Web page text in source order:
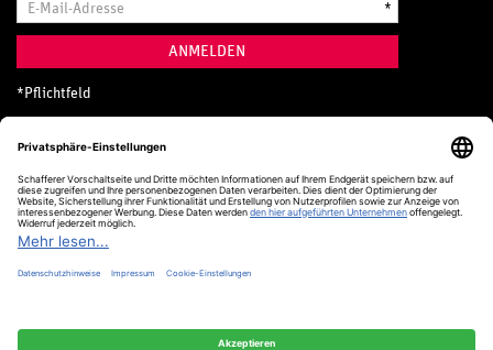
Mail-
*
ANMELDEN
* Pflichtfeld
Hotline
0800 20 70 300 (D)
Kostenlos aus dem deutschen Festnetz
24 Stunden / 365 Tage im Jahr